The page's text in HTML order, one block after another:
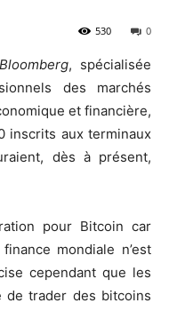
0
530
Bloomberg, spécialisée
des marchés
et financière,
inscrits aux terminaux
dès à présent,
pour Bitcoin car
mondiale n’est
cependant que les
de trader des bitcoins